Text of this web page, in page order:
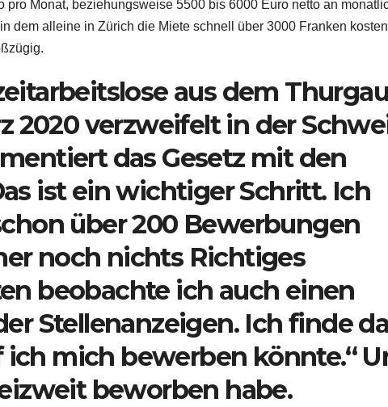
Monat, beziehungsweise 5500 bis 6000 Euro netto an
dem alleine in Zürich die Miete schnell über 3000 Franken kosten
aus dem
2020 verzweifelt in der
das Gesetz mit den
ist ein wichtiger Schritt. Ich
über 200 Bewerbungen
noch nichts Richtiges
beobachte ich auch einen
Stellenanzeigen. Ich finde da
mich bewerben könnte.“
beworben habe.